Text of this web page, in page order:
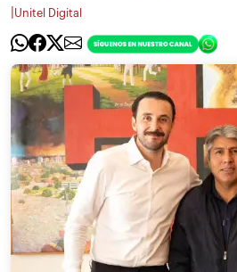
Unitel Digital